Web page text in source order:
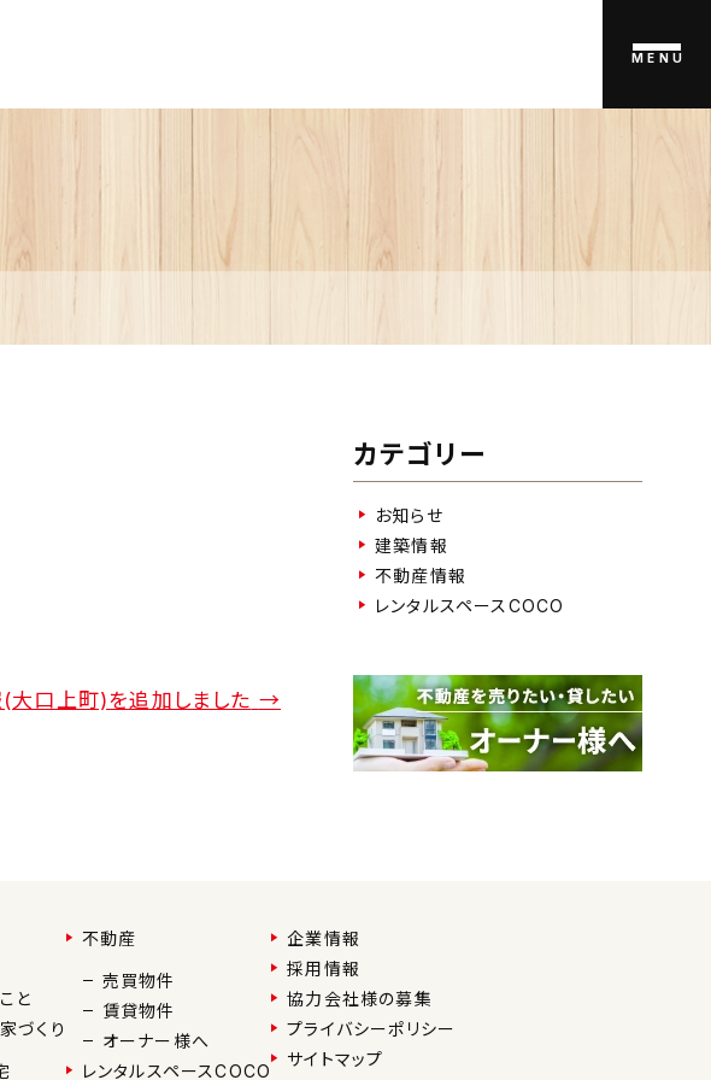
MENU
(大口上町)を追加しました →
カテゴリー
お知らせ
建築情報
不動産情報
レンタルスペースCOCO
と
づくり
不動産
売買物件
賃貸物件
オーナー様へ
レンタルスペースCOCO
企業情報
採用情報
協力会社様の募集
プライバシーポリシー
サイトマップ